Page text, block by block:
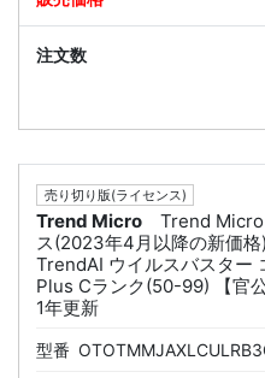
売り切り版(ライセンス)
Trend Micro
Trend Micro
ス(2023年4月以降の新価格)
TrendAI ウイルスバスター
Plus Cランク(50-99) 【官公
1年更新
型番